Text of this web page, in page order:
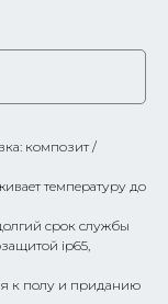
композит /
температуру до
срок службы
ip65,
к полу и приданию